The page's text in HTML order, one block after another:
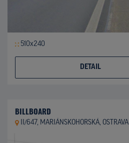
510x240
DETAIL
BILLBOARD
II/647, MARIÁNSKOHORSKÁ, OSTRAVA